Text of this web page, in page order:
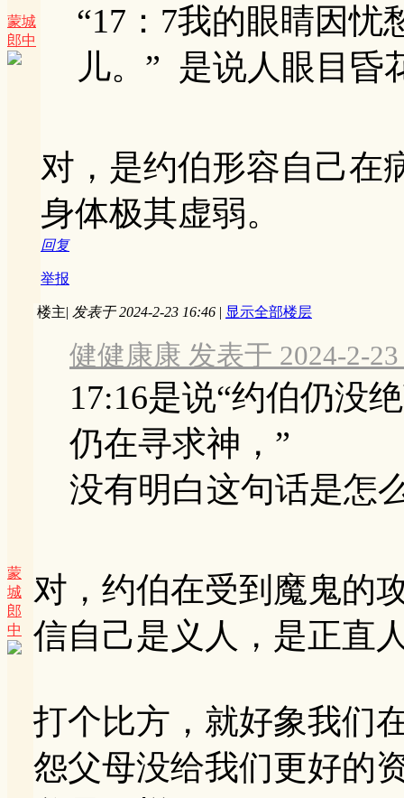
蒙城
郎中
“17：7我的眼睛因忧
儿。” 是说人眼目昏
对，是约伯形容自己在
身体极其虚弱。
回复
举报
蒙
城
郎
中
楼主| 发表于 2024-2-23 16:46 | 显示全部楼层
健健康康 发表于 2024-2-23
17:16是说“约伯仍没
仍在寻求神，”
没有明白这句话是怎
对，约伯在受到魔鬼的
信自己是义人，是正直
打个比方，就好象我们
怨父母没给我们更好的